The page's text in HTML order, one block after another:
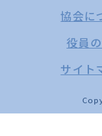
協会に
役員
サイト